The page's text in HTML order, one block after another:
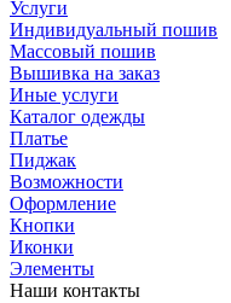
Услуги
Индивидуальный пошив
Массовый пошив
Вышивка на заказ
Иные услуги
Каталог одежды
Платье
Пиджак
Возможности
Оформление
Кнопки
Иконки
Элементы
Наши контакты